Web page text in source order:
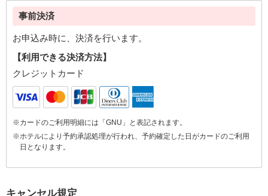
事前決済
お申込み時に、決済を行います。
【利用できる決済方法】
クレジットカード
※カードのご利用明細には「GNU」と表記されます。
※ホテルにより予約承認処理が行われ、予約確定した日がカードのご利用
日となります。
キャンセル規定